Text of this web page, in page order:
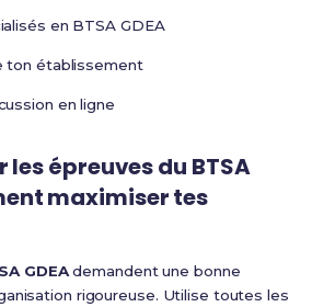
en BTSA GDEA
ton établissement
en ligne
épreuves du BTSA
maximiser tes
GDEAdemandent une bonne
rigoureuse. Utilise toutes les